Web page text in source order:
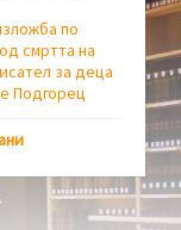
по
смртта на
за деца
Подгорец